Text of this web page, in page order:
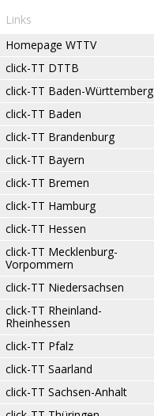
Links
Homepage WTTV
click-TT DTTB
click-TT Baden-Württemberg
click-TT Baden
click-TT Brandenburg
click-TT Bayern
click-TT Bremen
click-TT Hamburg
click-TT Hessen
click-TT Mecklenburg-
Vorpommern
click-TT Niedersachsen
click-TT Rheinland-
Rheinhessen
click-TT Pfalz
click-TT Saarland
click-TT Sachsen-Anhalt